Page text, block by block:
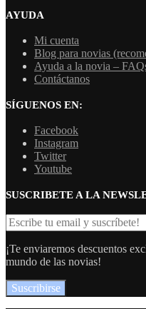
AYUDA
Mi cuenta
Blog para novias
Ayuda a la novia –
Contáctanos
SÍGUENOS EN:
Facebook
Instagram
Twitter
Youtube
SUSCRIBETE A LA
¡Te enviaremos descuentos
mundo de las novias!
Suscribirse